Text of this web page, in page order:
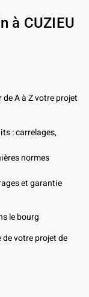
à CUZIEU
A à Z votre projet
: carrelages,
normes
et garantie
le bourg
votre projet de